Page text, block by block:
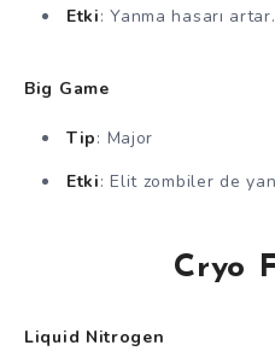
Etki: Yanma hasarı artar.
Big Game
Tip: Major
Etki: Elit zombiler de
Cryo
Liquid Nitrogen